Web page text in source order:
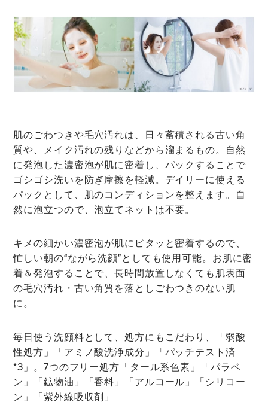
肌のごわつきや毛穴汚れは、日々蓄積される古い角
質や、メイク汚れの残りなどから溜まるもの。
自然
に発泡した濃密泡が肌に密着し、パックすることで
ゴシゴシ洗いを防ぎ摩擦を軽減。 デイリーに使える
パックとして、肌のコンディションを整えます。
自
然に泡立つので、泡立てネットは不要。
キメの細かい濃密泡が肌にピタッと密着するので、
忙しい朝の“ながら洗顔”としても使用可能。 お肌に密
着＆発泡することで、長時間放置しなくても肌表面
の毛穴汚れ・古い角質を落としごわつきのない肌
に。
毎日使う洗顔料として、処方にもこだわり、「弱酸
性処方」「アミノ酸洗浄成分」「パッチテスト済
*3」。7つのフリー処方「タール系色素」「パラベ
ン」「鉱物油」「香料」「アルコール」「シリコー
ン」「紫外線吸収剤」